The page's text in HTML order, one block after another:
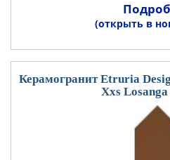
(открыть в
Керамогранит Etruria
Xxs Losanga